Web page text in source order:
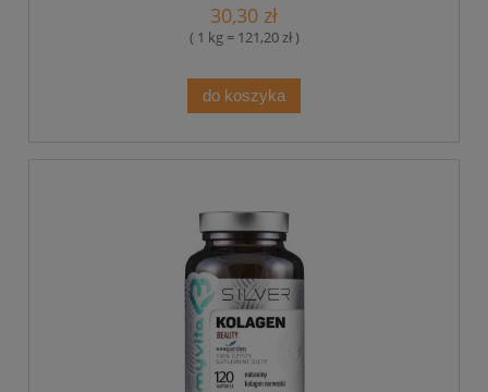
30,30 zł
( 1 kg = 121,20 zł )
do koszyka